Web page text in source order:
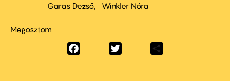
Garas Dezső
Winkler Nóra
Megosztom
Facebook